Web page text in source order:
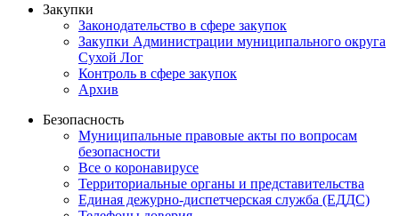
Закупки
Законодательство в сфере закупок
Закупки Администрации муниципального округа
Сухой Лог
Контроль в сфере закупок
Архив
Безопасность
Муниципальные правовые акты по вопросам
безопасности
Все о коронавирусе
Территориальные органы и представительства
Единая дежурно-диспетчерская служба (ЕДДС)